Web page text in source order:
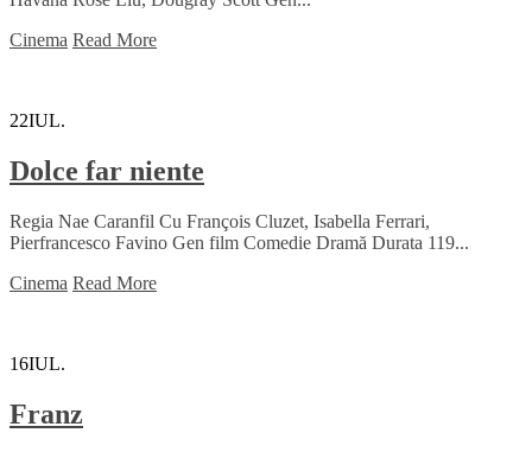
Cinema Read More
22IUL.
Dolce far niente
Regia Nae Caranfil Cu François Cluzet, Isabella Ferrari,
Pierfrancesco Favino Gen film Comedie Dramă Durata 119...
Cinema Read More
16IUL.
Franz